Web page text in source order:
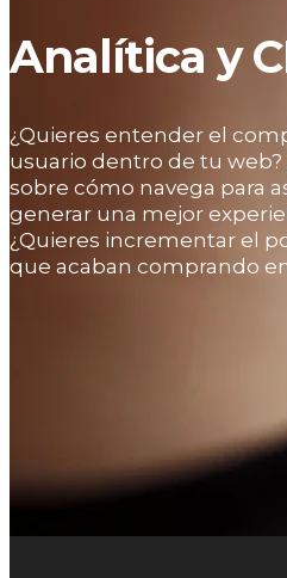
Analítica y
¿Quieres entender el
usuario dentro de tu
sobre cómo navega para
generar una mejor
¿Quieres incrementar el
que acaban comprando